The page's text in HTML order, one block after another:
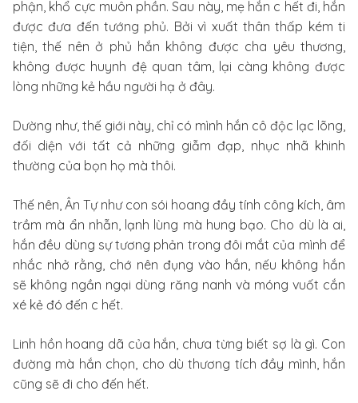
phận, khổ cực muôn phần. Sau này, mẹ hắn c hết đi, hắn
được đưa đến tướng phủ. Bởi vì xuất thân thấp kém ti
tiện, thế nên ở phủ hắn không được cha yêu thương,
không được huynh đệ quan tâm, lại càng không được
lòng những kẻ hầu người hạ ở đây.
Dường như, thế giới này, chỉ có mình hắn cô độc lạc lõng,
đối diện với tất cả những giẫm đạp, nhục nhã khinh
thường của bọn họ mà thôi.
Thế nên, Ân Tự như con sói hoang đầy tính công kích, âm
trầm mà ẩn nhẫn, lạnh lùng mà hung bạo. Cho dù là ai,
hắn đều dùng sự tương phản trong đôi mắt của mình để
nhắc nhở rằng, chớ nên đụng vào hắn, nếu không hắn
sẽ không ngần ngại dùng răng nanh và móng vuốt cắn
xé kẻ đó đến c hết.
Linh hồn hoang dã của hắn, chưa từng biết sợ là gì. Con
đường mà hắn chọn, cho dù thương tích đầy mình, hắn
cũng sẽ đi cho đến hết.